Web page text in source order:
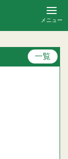
メニュー
一覧